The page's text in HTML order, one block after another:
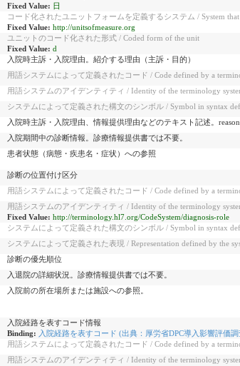
Fixed Value: 日
コード化されたユニットフォームを定義するシステム / System
Fixed Value: http://unitsofmeasure.org
ユニットのコード化された形式 / Coded form of the unit
Fixed Value: d
入院時主訴・入院理由。紹介する理由（主訴・目的）
用語システムによって定義されたコード / Code defined by a
用語システムのアイデンティティ / Identity of the terminology
システムによって定義された構文のシンボル / Symbol in syntax
入院時主訴・入院理由、情報提供理由などのテキスト記述。
入院期間中の診断情報。診療情報提供書では不要。
患者状態（病態・疾患名・症状）への参照
診断の位置付け区分
用語システムによって定義されたコード / Code defined by a
用語システムのアイデンティティ / Identity of the terminology
Fixed Value: http://terminology.hl7.org/CodeSystem/diagnosis-role
システムによって定義された構文のシンボル / Symbol in syntax
システムによって定義された表現 / Representation defined by the
診断の優先順位
入退院の詳細状況。診療情報提供書では不要。
入院前の所在場所または施設への参照。
入院経路を表すコード情報
Binding: 入院経路を表すコード (出典：厚労省DPC導入影響評価調
用語システムによって定義されたコード / Code defined by a
用語システムのアイデンティティ / Identity of the terminology